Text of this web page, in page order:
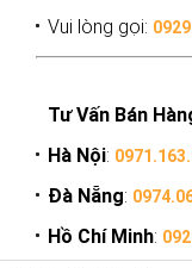
Vui lòng gọi:
Tư Vấn Bán
Hà Nội:
Đà Nẵng:
Hồ Chí Minh: